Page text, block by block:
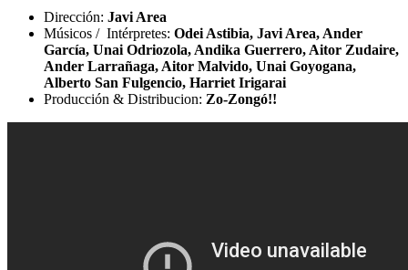
Dirección: Javi Area
Músicos / Intérpretes: Odei Astibia, Javi Area, Ander
García, Unai Odriozola, Andika Guerrero, Aitor Zudaire,
Ander Larrañaga, Aitor Malvido, Unai Goyogana,
Alberto San Fulgencio, Harriet Irigarai
Producción & Distribucion: Zo-Zongó!!